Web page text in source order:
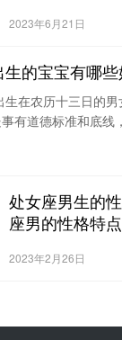
2023年6月21日
的宝宝有哪些
在农历十三日的
有道德标准和底线
处女座男生的
座男的性格特点
2023年2月26日